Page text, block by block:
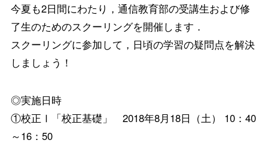
今夏も2日間にわたり，通信教育部の受講生および修
了生のためのスクーリングを開催します．
スクーリングに参加して，日頃の学習の疑問点を解決
しましょう！
◎実施日時
①校正Ⅰ「校正基礎」 2018年8月18日（土） 10：40
～16：50